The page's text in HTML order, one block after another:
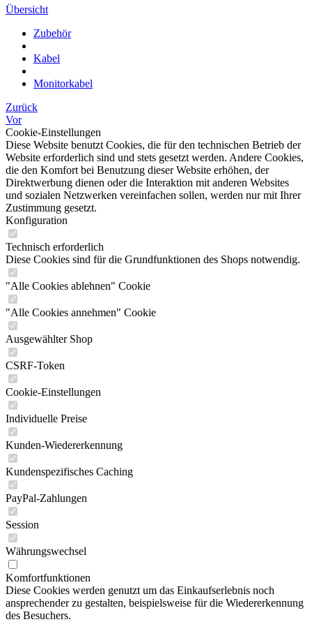
Übersicht
Zubehör
Kabel
Monitorkabel
Zurück
Vor
Cookie-Einstellungen
Diese Website benutzt Cookies, die für den technischen Betrieb der
Website erforderlich sind und stets gesetzt werden. Andere Cookies,
die den Komfort bei Benutzung dieser Website erhöhen, der
Direktwerbung dienen oder die Interaktion mit anderen Websites
und sozialen Netzwerken vereinfachen sollen, werden nur mit Ihrer
Zustimmung gesetzt.
Konfiguration
Technisch erforderlich
Diese Cookies sind für die Grundfunktionen des Shops notwendig.
"Alle Cookies ablehnen" Cookie
"Alle Cookies annehmen" Cookie
Ausgewählter Shop
CSRF-Token
Cookie-Einstellungen
Individuelle Preise
Kunden-Wiedererkennung
Kundenspezifisches Caching
PayPal-Zahlungen
Session
Währungswechsel
Komfortfunktionen
Diese Cookies werden genutzt um das Einkaufserlebnis noch
ansprechender zu gestalten, beispielsweise für die Wiedererkennung
des Besuchers.